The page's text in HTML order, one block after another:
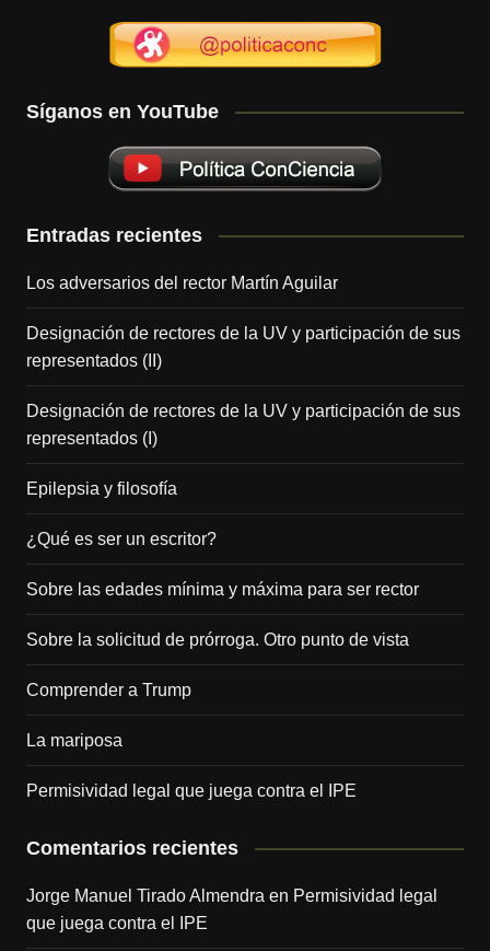
Síganos en YouTube
Entradas recientes
Los adversarios del rector Martín Aguilar
Designación de rectores de la UV y participación de sus
representados (II)
Designación de rectores de la UV y participación de sus
representados (I)
Epilepsia y filosofía
¿Qué es ser un escritor?
Sobre las edades mínima y máxima para ser rector
Sobre la solicitud de prórroga. Otro punto de vista
Comprender a Trump
La mariposa
Permisividad legal que juega contra el IPE
Comentarios recientes
Jorge Manuel Tirado Almendra en Permisividad legal
que juega contra el IPE